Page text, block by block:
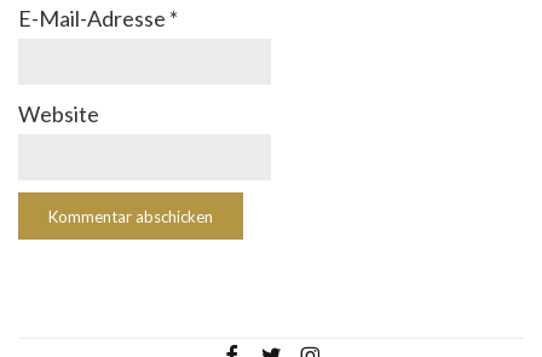
E-Mail-Adresse *
Website